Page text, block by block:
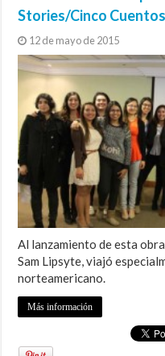
Stories/Cinco
12 de mayo de 2015
Al lanzamiento de esta
Sam Lipsyte, viajó
norteamericano.
Más información